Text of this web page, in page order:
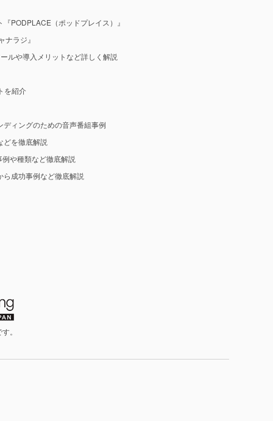
PODPLACE（ポッドプレイス）』
ラジ』
ルや導入メリットなど詳しく解説
を紹介
ィングのための音声番組事例
どを徹底解説
や種類など徹底解説
ら成功事例など徹底解説
。